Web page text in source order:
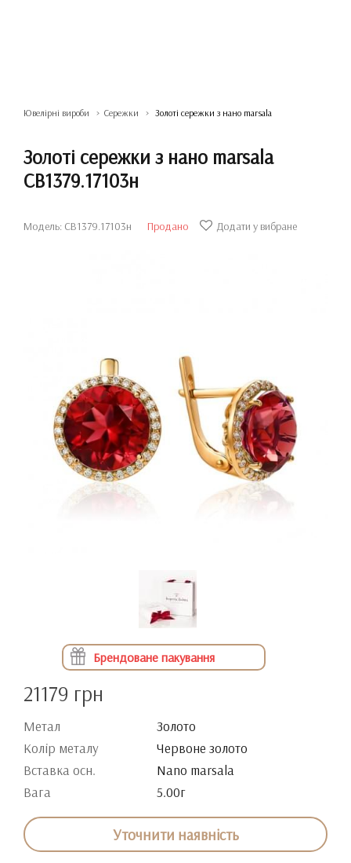
Ювелірні вироби Сережки Золоті сережки з нано marsala
Золоті сережки з нано marsala
СВ1379.17103н
Модель: СВ1379.17103н Продано Додати у вибране
Брендоване пакування
21179 грн
Метал
Золото
Колір металу
Червоне золото
Вставка осн.
Nano marsala
Вага
5.00г
Уточнити наявність